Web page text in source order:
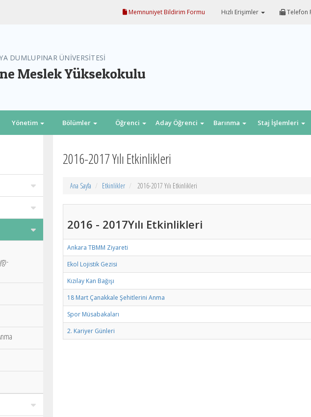
Memnuniyet Bildirim Formu Hızlı Erişimler Telefon
DUMLUPINAR ÜNİVERSİTESİ
Meslek Yüksekokulu
Yönetim Bölümler Öğrenci Aday Öğrenci Barınma Staj İşlemleri
2016-2017 Yılı Etkinlikleri
Ana Sayfa Etkinlikler 2016-2017 Yılı Etkinlikleri
2016 - 2017Yılı Etkinlikleri
Ankara TBMM Ziyareti
Ekol Lojistik Gezisi
Kızılay Kan Bağışı
18 Mart Çanakkale Şehitlerini Anma
Spor Müsabakaları
2. Kariyer Günleri